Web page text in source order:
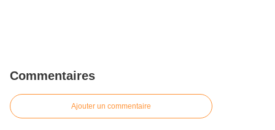
Commentaires
Ajouter un commentaire